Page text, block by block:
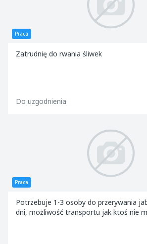
Praca
Zatrudnię do rwania śliwek
Do uzgodnienia
Praca
Potrzebuje 1-3 osoby do przerywania
dni, możliwość transportu jak ktoś nie